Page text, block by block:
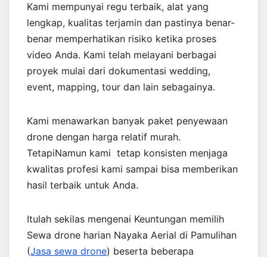
Kami mempunyai regu terbaik, alat yang
lengkap, kualitas terjamin dan pastinya benar-
benar memperhatikan risiko ketika proses
video Anda. Kami telah melayani berbagai
proyek mulai dari dokumentasi wedding,
event, mapping, tour dan lain sebagainya.
Kami menawarkan banyak paket penyewaan
drone dengan harga relatif murah.
TetapiNamun kami tetap konsisten menjaga
kwalitas profesi kami sampai bisa memberikan
hasil terbaik untuk Anda.
Itulah sekilas mengenai Keuntungan memilih
Sewa drone harian Nayaka Aerial di Pamulihan
(Jasa sewa drone) beserta beberapa